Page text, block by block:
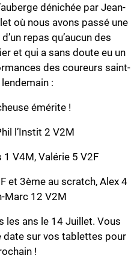
dénichée par Jean-
où nous avons passé une
repas qu’aucun des
et qui a sans doute eu un
des coureurs saint-
:
émérite !
l’Instit 2 V2M
V4M, Valérie 5 V2F
et 3ème au scratch, Alex 4
Marc 12 V2M
les ans le 14 Juillet. Vous
date sur vos tablettes pour
!